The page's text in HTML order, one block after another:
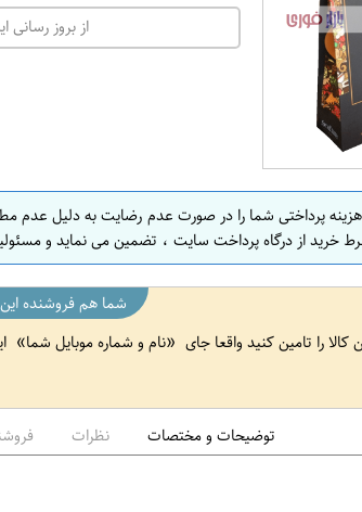
از بروز
پرداختی شما را در صورت عدم رضایت به دلیل
خرید از درگاه پرداخت سایت ، تضمین می نماید و
شما هم فروشنده
را تامین کنید واقعا جای
نام و شماره موبایل شما
توضیحات و مختصات نظرات